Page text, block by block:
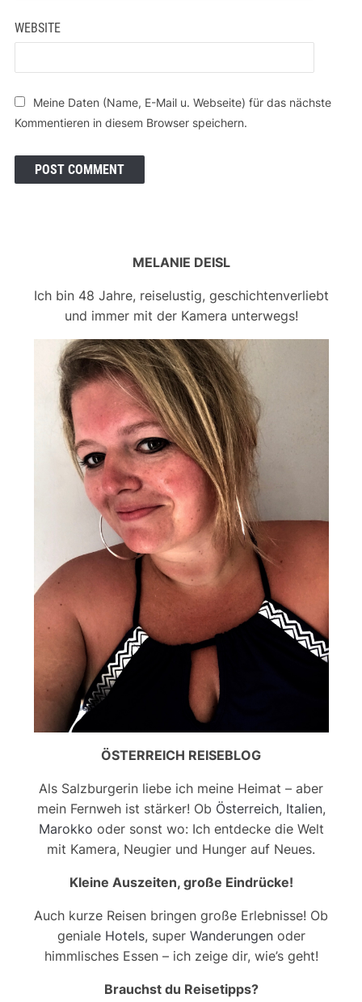
WEBSITE
Meine Daten (Name, E-Mail u. Webseite) für das nächste
Kommentieren in diesem Browser speichern.
MELANIE DEISL
Ich bin 48 Jahre, reiselustig, geschichtenverliebt
und immer mit der Kamera unterwegs!
ÖSTERREICH REISEBLOG
Als Salzburgerin liebe ich meine Heimat – aber
mein Fernweh ist stärker! Ob Österreich, Italien,
Marokko oder sonst wo: Ich entdecke die Welt
mit Kamera, Neugier und Hunger auf Neues.
Kleine Auszeiten, große Eindrücke!
Auch kurze Reisen bringen große Erlebnisse! Ob
geniale Hotels, super Wanderungenoder
himmlisches Essen – ich zeige dir, wie’s geht!
Brauchst du Reisetipps?